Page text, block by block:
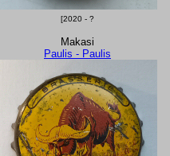
[2020 - ?
Makasi
Paulis - Paulis